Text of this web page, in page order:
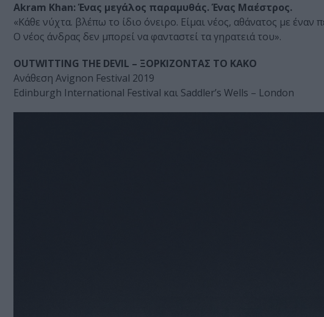
Akram Khan: Ένας μεγάλος παραμυθάς. Ένας Μαέστρος.
«Κάθε νύχτα. βλέπω το ίδιο όνειρο. Είμαι νέος, αθάνατος με έναν
Ο νέος άνδρας δεν μπορεί να φανταστεί τα γηρατειά του».
OUTWITTING THE DEVIL – ΞΟΡΚIΖΟΝΤΑΣ ΤΟ ΚΑΚO
Ανάθεση Avignon Festival 2019
Edinburgh International Festival και Saddler’s Wells – London